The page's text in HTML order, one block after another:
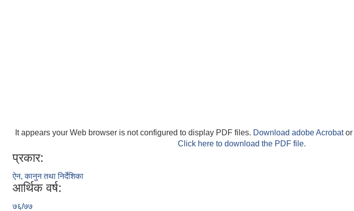
It appears your Web browser is not configured to display PDF files. Download adobe Acrobator
Click here to download the PDF file.
प्रकार:
ऐन, कानुन तथा निर्देशिका
आर्थिक वर्ष:
७६/७७